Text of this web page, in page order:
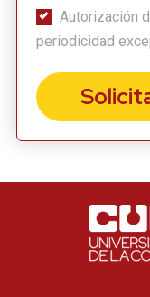
Número celular
Autorización
periodicidad